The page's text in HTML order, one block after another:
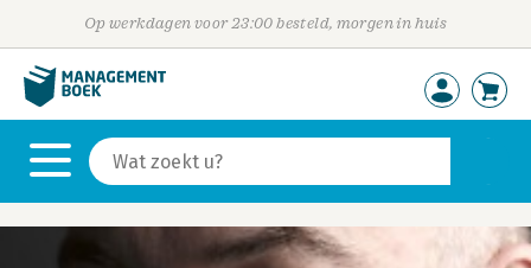
Op werkdagen voor 23:00 besteld, morgen in huis